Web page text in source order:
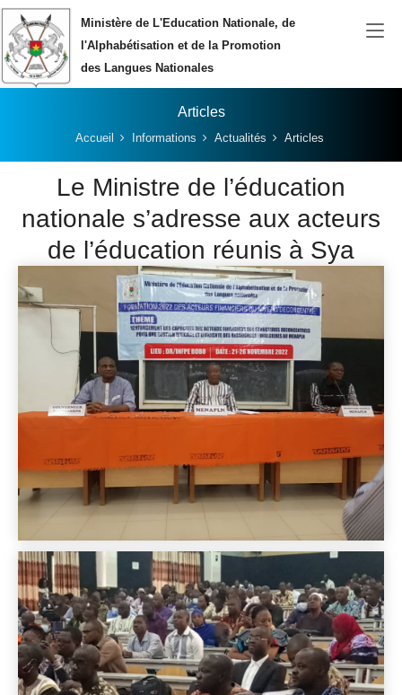
Aller au contenu principalMinistère de L'Education Nationale, de
l'Alphabétisation et de la Promotion
des Langues Nationales
Articles
Vous êtes ici:Accueil Informations Actualités Articles
Le Ministre de l’éducation
nationale s’adresse aux acteurs
de l’éducation réunis à Sya